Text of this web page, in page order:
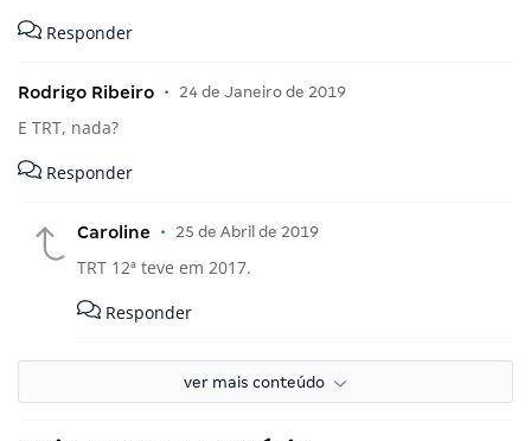
Responder
Rodrigo Ribeiro • 24 de Janeiro de 2019
E TRT, nada?
Responder
Caroline • 25 de Abril de 2019
TRT 12ª teve em 2017.
Responder
ver mais conteúdo